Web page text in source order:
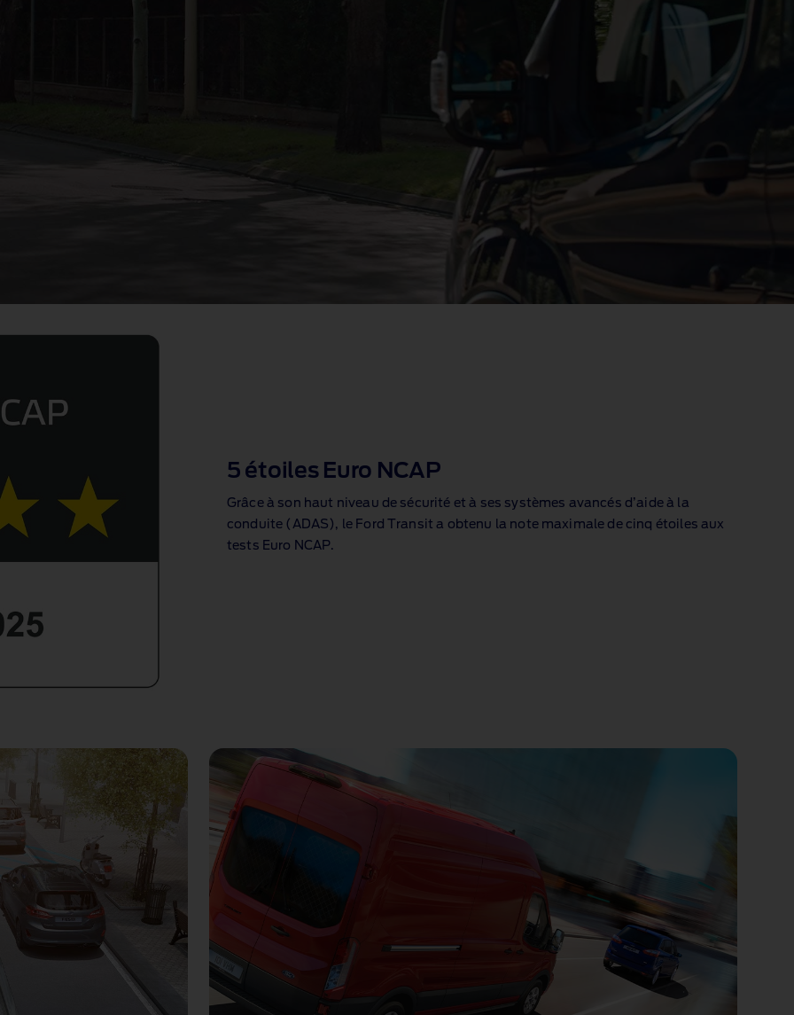
5 étoiles Euro NCAP
Grâce à son haut niveau de sécurité et à ses systèmes avancés d’aide à la
conduite (ADAS), le Ford Transit a obtenu la note maximale de cinq étoiles aux
tests Euro NCAP.